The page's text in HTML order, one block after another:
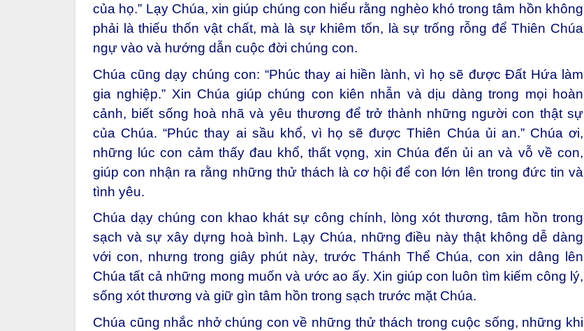
của họ.” Lạy Chúa, xin giúp chúng con hiểu rằng nghèo khó trong tâm hồn không
phải là thiếu thốn vật chất, mà là sự khiêm tốn, là sự trống rỗng để Thiên Chúa
ngự vào và hướng dẫn cuộc đời chúng con.
Chúa cũng dạy chúng con: “Phúc thay ai hiền lành, vì họ sẽ được Đất Hứa làm
gia nghiệp.” Xin Chúa giúp chúng con kiên nhẫn và dịu dàng trong mọi hoàn
cảnh, biết sống hoà nhã và yêu thương để trở thành những người con thật sự
của Chúa. “Phúc thay ai sầu khổ, vì họ sẽ được Thiên Chúa ủi an.” Chúa ơi,
những lúc con cảm thấy đau khổ, thất vọng, xin Chúa đến ủi an và vỗ về con,
giúp con nhận ra rằng những thử thách là cơ hội để con lớn lên trong đức tin và
tình yêu.
Chúa dạy chúng con khao khát sự công chính, lòng xót thương, tâm hồn trong
sạch và sự xây dựng hoà bình. Lạy Chúa, những điều này thật không dễ dàng
với con, nhưng trong giây phút này, trước Thánh Thể Chúa, con xin dâng lên
Chúa tất cả những mong muốn và ước ao ấy. Xin giúp con luôn tìm kiếm công lý,
sống xót thương và giữ gìn tâm hồn trong sạch trước mặt Chúa.
Chúa cũng nhắc nhở chúng con về những thử thách trong cuộc sống, những khi